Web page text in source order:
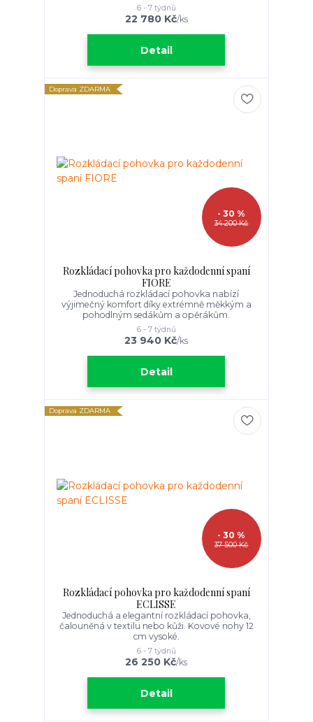
22 780 Kč/ks
6 - 7 týdnů
Detail
Doprava ZDARMA
34 200 Kč
- 30 %
Rozkládací pohovka pro každodenní spaní
FIORE
Jednoduchá rozkládací pohovka nabízí
výjimečný komfort díky extrémně měkkým a
pohodlným sedákům a opěrákům.
23 940 Kč/ks
6 - 7 týdnů
Detail
Doprava ZDARMA
37 500 Kč
- 30 %
Rozkládací pohovka pro každodenní spaní
ECLISSE
Jednoduchá a elegantní rozkládací pohovka,
čalouněná v textilu nebo kůži. Kovové nohy 12
cm vysoké.
26 250 Kč/ks
6 - 7 týdnů
Detail